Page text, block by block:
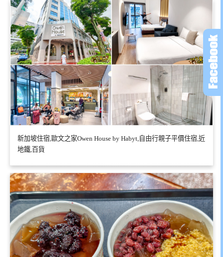
新加坡住宿,歐文之家Owen House by Habyt,自由行親子平價住宿,近
地鐵,百貨